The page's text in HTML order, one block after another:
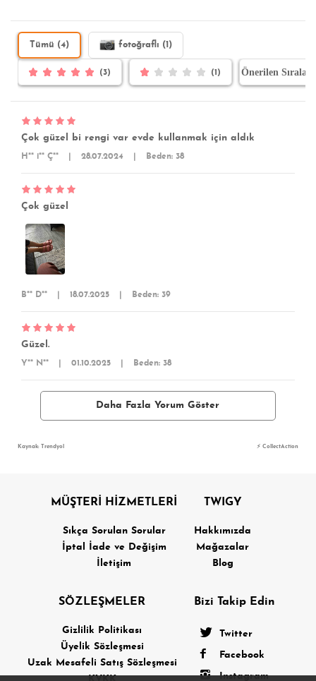
Tümü (4) fotoğraflı (1)
(3) (1)
Çok güzel bi rengi var evde kullanmak için aldık
H** i** Ç** 28.07.2024 Beden: 38
Çok güzel
B** D** 18.07.2025 Beden: 39
Güzel.
Y** N** 01.10.2025 Beden: 38
Daha Fazla Yorum Göster
Kaynak: Trendyol ⚡ CollectAction
MÜŞTERİ HİZMETLERİ
Sıkça Sorulan Sorular
İptal İade ve Değişim
İletişim
TWIGY
Hakkımızda
Mağazalar
Blog
SÖZLEŞMELER
Gizlilik Politikası
Üyelik Sözleşmesi
Uzak Mesafeli Satış Sözleşmesi
Bizi Takip Edin
Twitter
Facebook
Instagram